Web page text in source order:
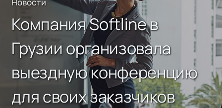
Новости
Компания Softline в
Грузии организовала
выездную конференцию
для своих заказчиков